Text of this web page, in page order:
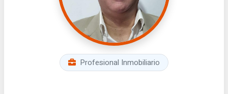
Profesional Inmobiliario